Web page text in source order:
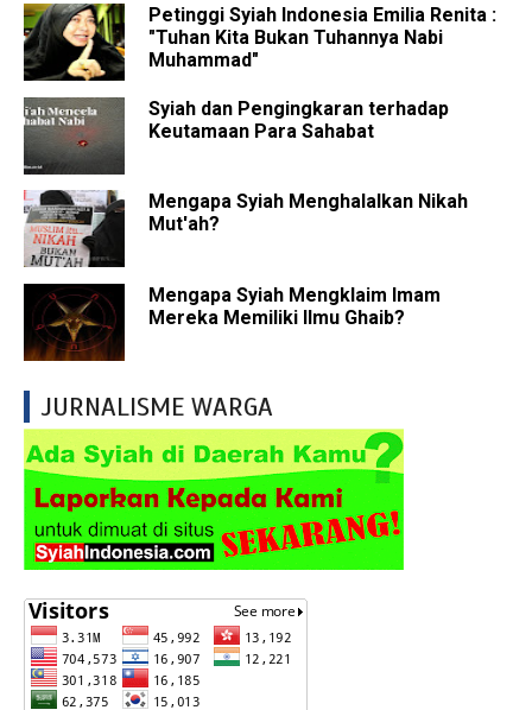
Petinggi Syiah Indonesia Emilia Renita :
"Tuhan Kita Bukan Tuhannya Nabi
Muhammad"
Syiah dan Pengingkaran terhadap
Keutamaan Para Sahabat
Mengapa Syiah Menghalalkan Nikah
Mut'ah?
Mengapa Syiah Mengklaim Imam
Mereka Memiliki Ilmu Ghaib?
JURNALISME WARGA